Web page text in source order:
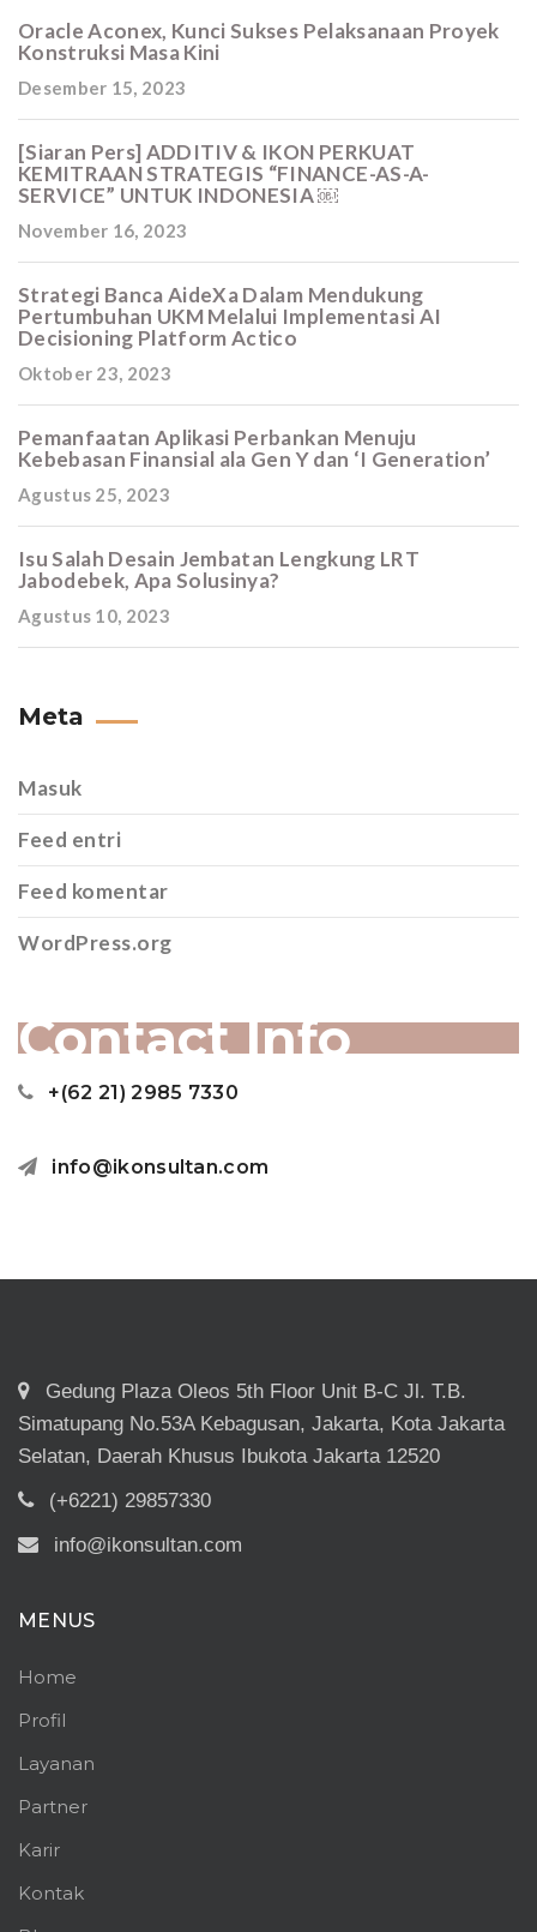
Oracle Aconex, Kunci Sukses Pelaksanaan Proyek
Konstruksi Masa Kini
Desember 15, 2023
[Siaran Pers] ADDITIV & IKON PERKUAT
KEMITRAAN STRATEGIS “FINANCE-AS-A-
SERVICE” UNTUK INDONESIA ￼
November 16, 2023
Strategi Banca AideXa Dalam Mendukung
Pertumbuhan UKM Melalui Implementasi AI
Decisioning Platform Actico
Oktober 23, 2023
Pemanfaatan Aplikasi Perbankan Menuju
Kebebasan Finansial ala Gen Y dan ‘I Generation’
Agustus 25, 2023
Isu Salah Desain Jembatan Lengkung LRT
Jabodebek, Apa Solusinya?
Agustus 10, 2023
Meta
Masuk
Feed entri
Feed komentar
WordPress.org
Contact Info
+(62 21) 2985 7330
info@ikonsultan.com
Gedung Plaza Oleos 5th Floor Unit B-C Jl. T.B.
Simatupang No.53A Kebagusan, Jakarta, Kota Jakarta
Selatan, Daerah Khusus Ibukota Jakarta 12520
(+6221) 29857330
info@ikonsultan.com
MENUS
Home
Profil
Layanan
Partner
Karir
Kontak